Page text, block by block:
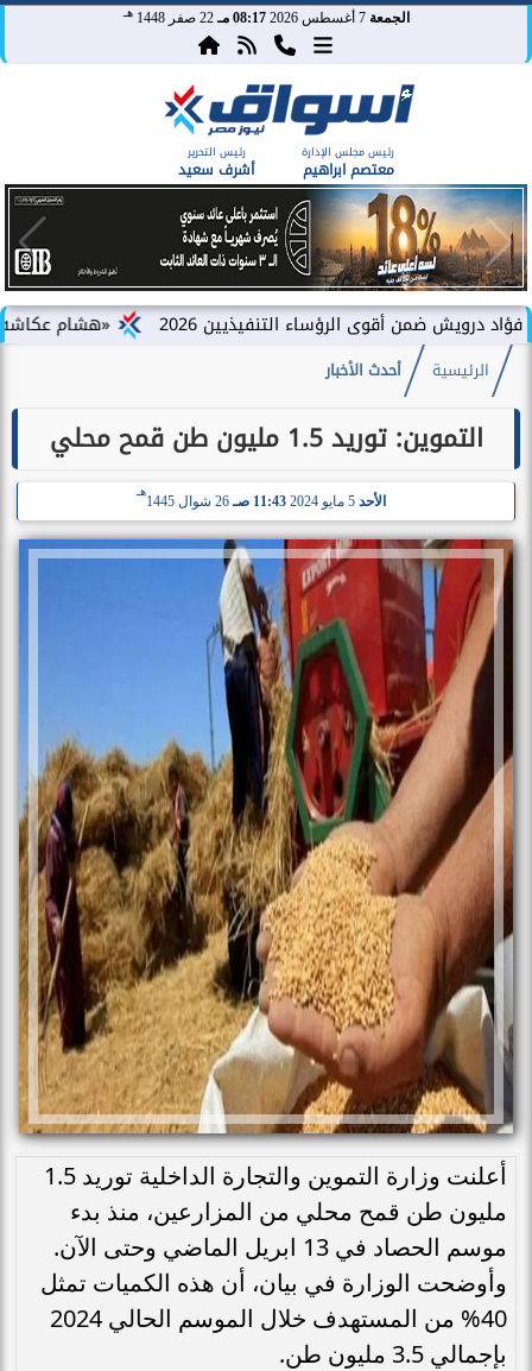
الجمعة 7 أغسطس 2026 08:17 مـ 22 صفر 1448 هـ
رئيس مجلس الإدارة
معتصم ابراهيم
رئيس التحرير
أشرف سعيد
«هشام عكاشه» ضمن قائمة أقوى الرؤساء التنفيذيين 2026
الرئيسية أحدث الأخبار
التموين: توريد 1.5 مليون طن قمح محلي
الأحد 11:43 صـ 26 شوال 1445
هـ
أعلنت وزارة التموين والتجارة الداخلية توريد 1.5
مليون طن قمح محلي من المزارعين، منذ بدء
موسم الحصاد في 13 ابريل الماضي وحتى الآن.
وأوضحت الوزارة في بيان، أن هذه الكميات تمثل
40% من المستهدف خلال الموسم الحالي 2024
بإجمالي 3.5 مليون طن.